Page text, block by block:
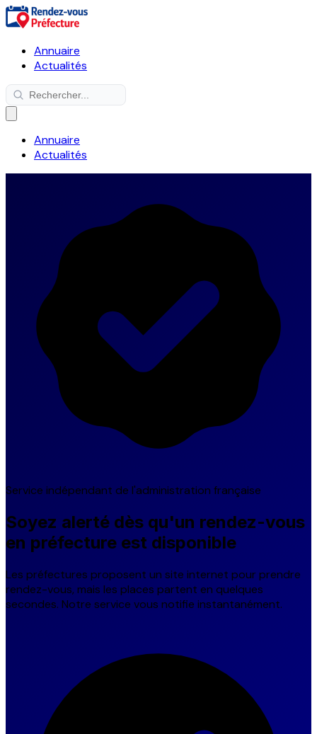
Annuaire
Actualités
Annuaire
Actualités
Service indépendant de l'administration française
Soyez alerté dès qu'un rendez-vous
en préfecture est disponible
Les préfectures proposent un site internet pour prendre
rendez-vous, mais les places partent en quelques
secondes. Notre service vous notifie instantanément.